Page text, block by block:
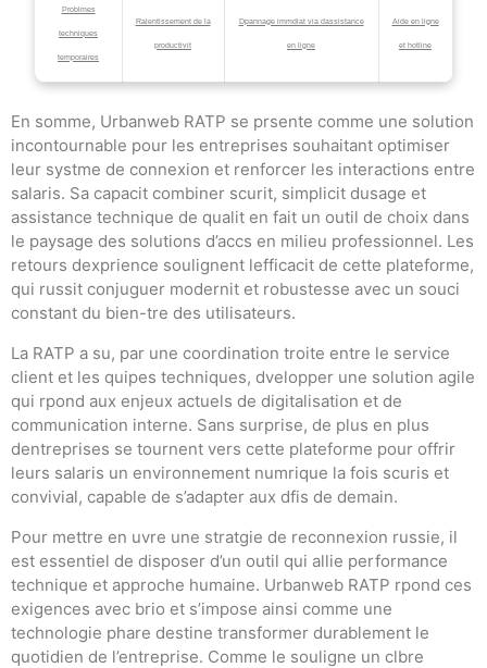
Problmes
techniques
temporaires
Ralentissement de la
productivit
Dpannage immdiat via dassistance
en ligne
Aide en ligne
et hotline
En somme, Urbanweb RATP se prsente comme une solution
incontournable pour les entreprises souhaitant optimiser
leur systme de connexion et renforcer les interactions entre
salaris. Sa capacit combiner scurit, simplicit dusage et
assistance technique de qualit en fait un outil de choix dans
le paysage des solutions d’accs en milieu professionnel. Les
retours dexprience soulignent lefficacit de cette plateforme,
qui russit conjuguer modernit et robustesse avec un souci
constant du bien-tre des utilisateurs.
La RATP a su, par une coordination troite entre le service
client et les quipes techniques, dvelopper une solution agile
qui rpond aux enjeux actuels de digitalisation et de
communication interne. Sans surprise, de plus en plus
dentreprises se tournent vers cette plateforme pour offrir
leurs salaris un environnement numrique la fois scuris et
convivial, capable de s’adapter aux dfis de demain.
Pour mettre en uvre une stratgie de reconnexion russie, il
est essentiel de disposer d’un outil qui allie performance
technique et approche humaine. Urbanweb RATP rpond ces
exigences avec brio et s’impose ainsi comme une
technologie phare destine transformer durablement le
quotidien de l’entreprise. Comme le souligne un clbre